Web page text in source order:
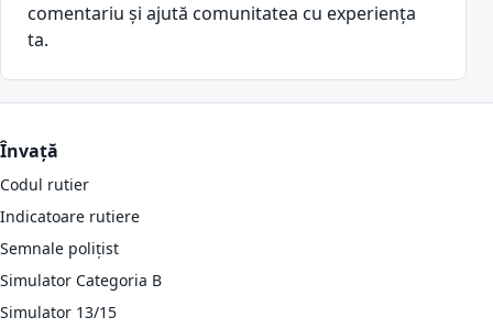
comentariu și ajută comunitatea cu experiența
ta.
Învață
Codul rutier
Indicatoare rutiere
Semnale polițist
Simulator Categoria B
Simulator 13/15